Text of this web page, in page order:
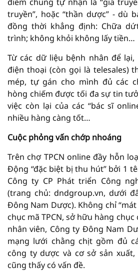
truyền”, hoặc “thần dược” - dù
đồng thời khẳng định: Chữa
trình; không khỏi không lấy tiền…
Từ các dữ liệu bệnh nhân để
điện thoại (còn gọi là telesales)
mép, tự gán cho mình đủ các
hòng chiếm được tối đa sự tin
việc còn lại của các “bác sĩ
nhiều hàng càng tốt…
Cuộc phỏng vấn chớp nhoáng
Trên chợ TPCN online đầy hỗn
Động “đặc biệt bị thu hút” bởi 1
Công ty CP Phát triển Công
(trang chủ: dndgroup.vn, dưới
Đông Nam Dược). Không chỉ
chục mã TPCN, sở hữu hàng
nhân viên, Công ty Đông Nam
mạng lưới chằng chịt gồm đủ
công ty dược và cơ sở sản
cũng thấy có vấn đề.